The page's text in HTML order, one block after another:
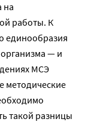
на
работы. К
единообразия
— и
МСЭ
методические
такой разницы